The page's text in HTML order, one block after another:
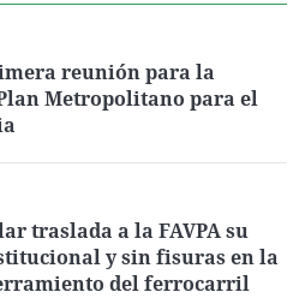
reunión para la
Metropolitano para el
traslada a la FAVPA su
y sin fisuras en la
del ferrocarril